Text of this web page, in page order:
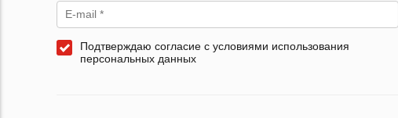
Подтверждаю согласие с условиями использования
персональных данных